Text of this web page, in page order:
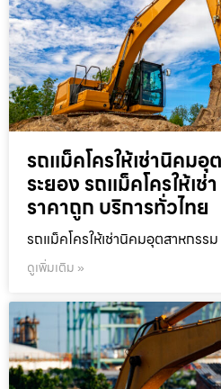
รถแม็คโครให้เช่านิคม
ระยอง รถแม็คโครให้เช่
ราคาถูก บริการทั่วไทย
รถแม็คโครให้เช่านิคมอุตสาหกรร
ดูเพิ่มเติม »